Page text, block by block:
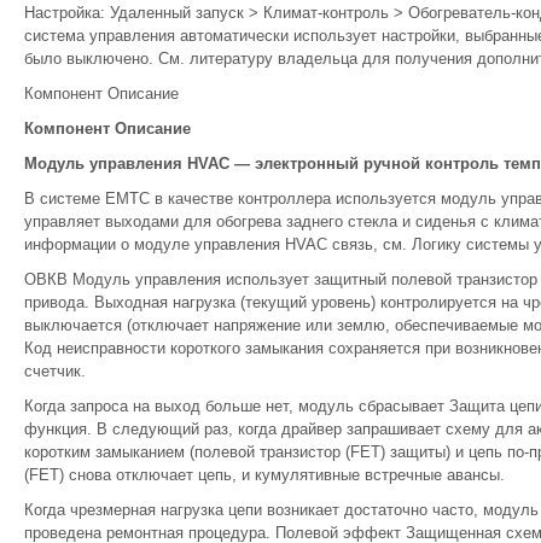
Настройка: Удаленный запуск > Климат-контроль > Обогреватель-
система управления автоматически использует настройки,
было выключено. См. литературу владельца для получения
Компонент Описание
Компонент Описание
Модуль управления HVAC — электронный ручной контроль
В системе EMTC в качестве контроллера используется модуль
управляет выходами для обогрева заднего стекла и сиденья с
информации о модуле управления HVAC связь, см. Логику системы
ОВКВ Модуль управления использует защитный полевой
привода. Выходная нагрузка (текущий уровень) контролируется на
выключается (отключает напряжение или землю, обеспечиваемые
Код неисправности короткого замыкания сохраняется при
счетчик.
Когда запроса на выход больше нет, модуль сбрасывает Защита
функция. В следующий раз, когда драйвер запрашивает схему для
коротким замыканием (полевой транзистор (FET) защиты) и цепь
(FET) снова отключает цепь, и кумулятивные встречные авансы.
Когда чрезмерная нагрузка цепи возникает достаточно часто,
проведена ремонтная процедура. Полевой эффект Защищенная